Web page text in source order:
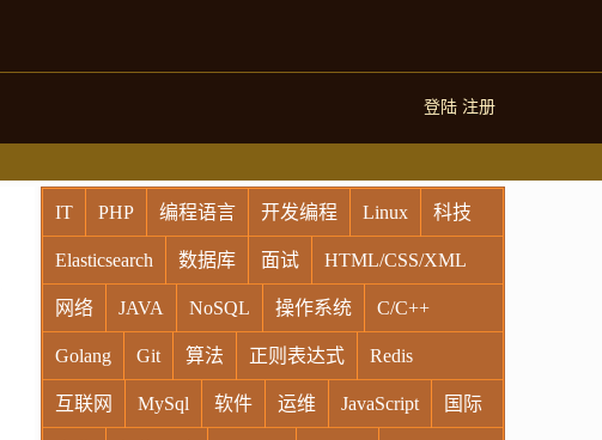
登陆 注册
IT PHP 编程语言 开发编程 Linux 科技
Elasticsearch 数据库 面试 HTML/CSS/XML
网络 JAVA NoSQL 操作系统 C/C++
Golang Git 算法 正则表达式 Redis
互联网 MySql 软件 运维 JavaScript 国际